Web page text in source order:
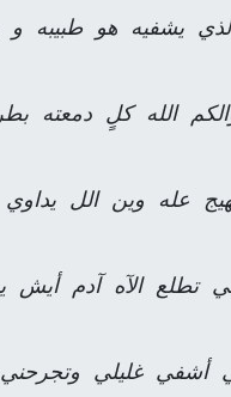
يشفيه هو طبيبه
الله كلٍ دمعته
عله وين الل يداوي
تطلع الآه آدم أيش
أشفي غليلي وتجرحني